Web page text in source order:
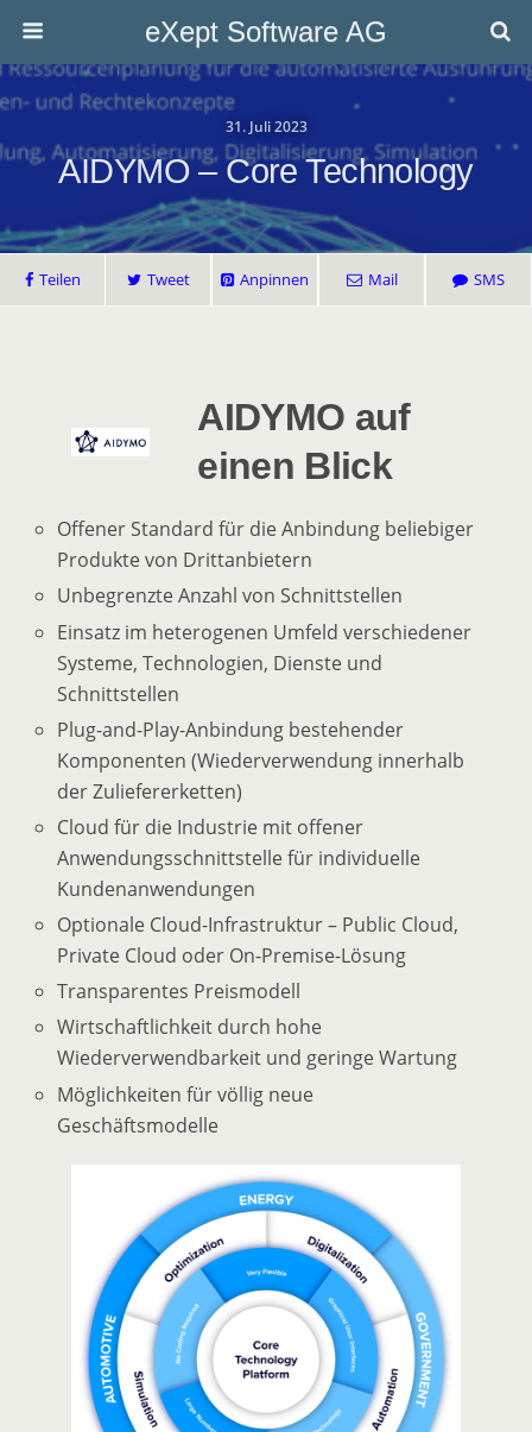
eXept Software AG
31. Juli 2023
AIDYMO – Core Technology
Teilen Tweet Anpinnen Mail SMS
AIDYMO auf
einen Blick
Offener Standard für die Anbindung beliebiger
Produkte von Drittanbietern
Unbegrenzte Anzahl von Schnittstellen
Einsatz im heterogenen Umfeld verschiedener
Systeme, Technologien, Dienste und
Schnittstellen
Plug-and-Play-Anbindung bestehender
Komponenten (Wiederverwendung innerhalb
der Zuliefererketten)
Cloud für die Industrie mit offener
Anwendungsschnittstelle für individuelle
Kundenanwendungen
Optionale Cloud-Infrastruktur – Public Cloud,
Private Cloud oder On-Premise-Lösung
Transparentes Preismodell
Wirtschaftlichkeit durch hohe
Wiederverwendbarkeit und geringe Wartung
Möglichkeiten für völlig neue
Geschäftsmodelle